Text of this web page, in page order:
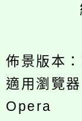
佈景版本：
適用瀏覽
Opera